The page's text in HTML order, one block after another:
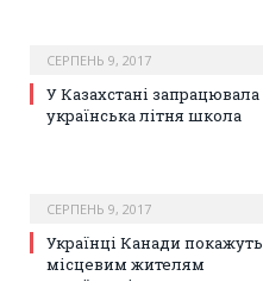
СЕРПЕНЬ 9, 2017
У Казахстані запрацювала
українська літня школа
СЕРПЕНЬ 9, 2017
Українці Канади покажуть
місцевим жителям